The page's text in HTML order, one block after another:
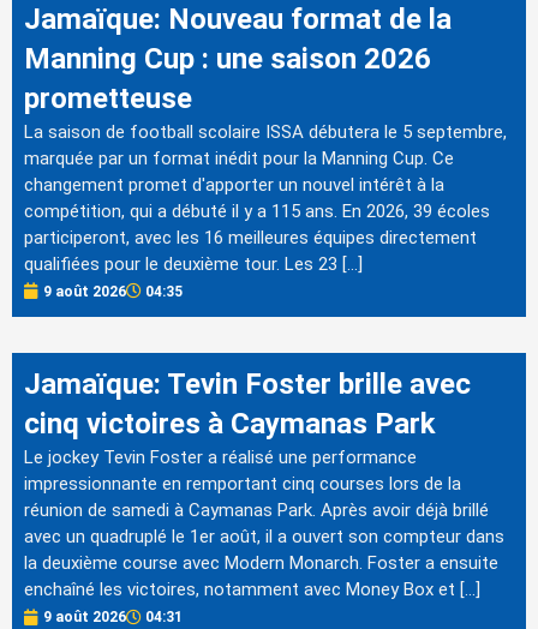
Jamaïque: Nouveau format de la
Manning Cup : une saison 2026
prometteuse
La saison de football scolaire ISSA débutera le 5 septembre,
marquée par un format inédit pour la Manning Cup. Ce
changement promet d'apporter un nouvel intérêt à la
compétition, qui a débuté il y a 115 ans. En 2026, 39 écoles
participeront, avec les 16 meilleures équipes directement
qualifiées pour le deuxième tour. Les 23 […]
9 août 2026 04:35
Jamaïque: Tevin Foster brille avec
cinq victoires à Caymanas Park
Le jockey Tevin Foster a réalisé une performance
impressionnante en remportant cinq courses lors de la
réunion de samedi à Caymanas Park. Après avoir déjà brillé
avec un quadruplé le 1er août, il a ouvert son compteur dans
la deuxième course avec Modern Monarch. Foster a ensuite
enchaîné les victoires, notamment avec Money Box et […]
9 août 2026 04:31